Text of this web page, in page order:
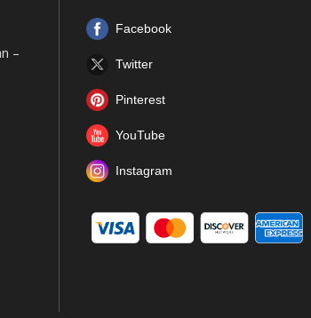
–
Facebook
Twitter
Pinterest
YouTube
Instagram